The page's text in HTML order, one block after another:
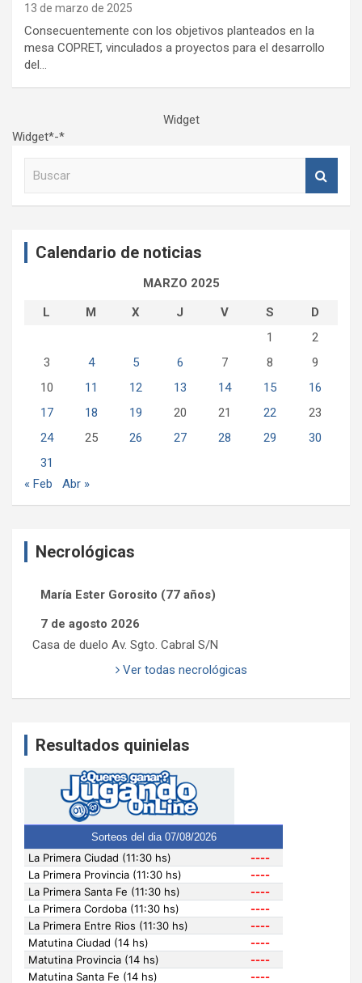
13 de marzo de 2025
Consecuentemente con los objetivos planteados en la
mesa COPRET, vinculados a proyectos para el desarrollo
del…
Widget
Widget*-*
Calendario de noticias
MARZO 2025
L
M X J V S
D
1
2
3
4 5 6 7 8
9
10
11 12 13 14 15
16
17
18 19 20 21 22
23
24
25 26 27 28 29
30
31
« Feb
Abr »
Necrológicas
María Ester Gorosito (77 años)
7 de agosto 2026
Casa de duelo Av. Sgto. Cabral S/N
Ver todas necrológicas
Resultados quinielas